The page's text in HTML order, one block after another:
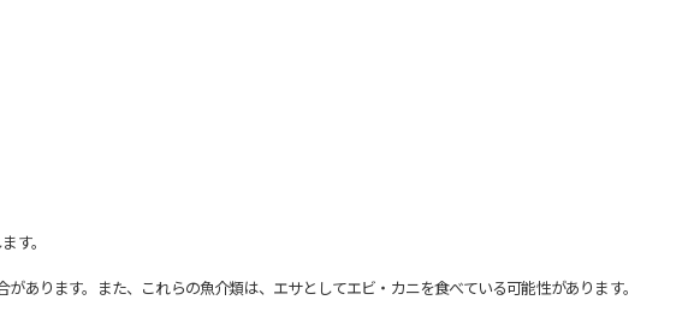
す。
ります。また、これらの魚介類は、エサとしてエビ・カニを食べている可能性があります。